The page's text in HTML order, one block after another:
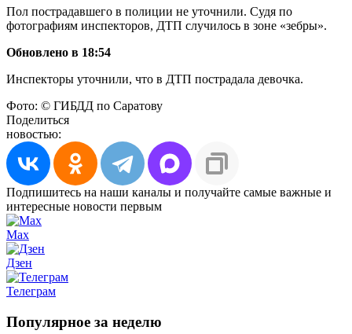
Пол пострадавшего в полиции не уточнили. Судя по
фотографиям инспекторов, ДТП случилось в зоне «зебры».
Обновлено в 18:54
Инспекторы уточнили, что в ДТП пострадала девочка.
Фото: © ГИБДД по Саратову
Поделиться
новостью:
Подпишитесь на наши каналы и получайте самые важные и
интересные новости первым
Max
Дзен
Телеграм
Популярное за неделю